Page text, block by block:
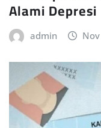
Alami Depresi
admin